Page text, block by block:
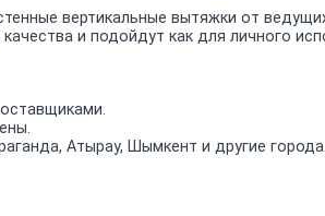
вертикальные вытяжки от ведущих
и подойдут как для личного
Атырау, Шымкент и другие города.